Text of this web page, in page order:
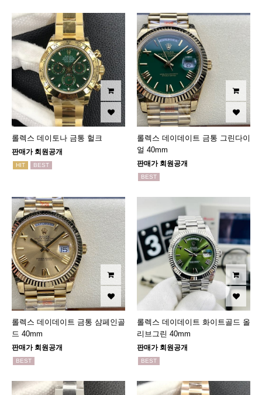
롤렉스 데이토나 금통 헐크
판매가 회원공개
HIT BEST
롤렉스 데이데이트 금통 그린다이
얼 40mm
판매가 회원공개
BEST
롤렉스 데이데이트 금통 샴페인골
드 40mm
판매가 회원공개
BEST
롤렉스 데이데이트 화이트골드 올
리브그린 40mm
판매가 회원공개
BEST